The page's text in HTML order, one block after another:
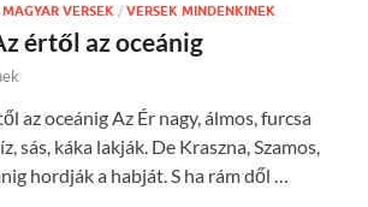
MAGYAR VERSEK / VERSEK MINDENKINEK
értől az oceánig
az oceánig Az Ér nagy, álmos, furcsa
sás, káka lakják. De Kraszna, Szamos,
hordják a habját. S ha rám dől …